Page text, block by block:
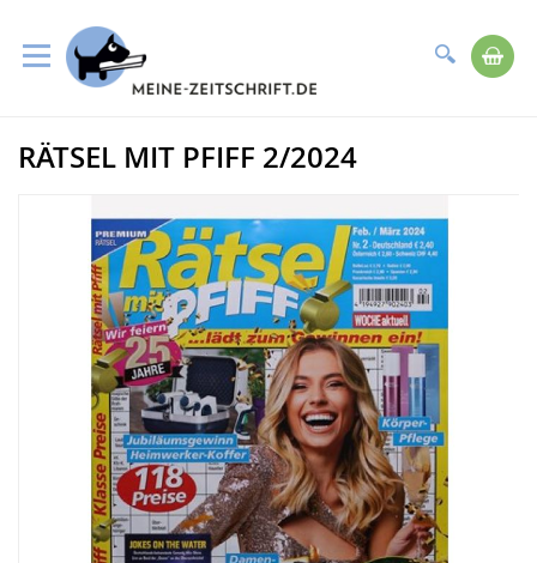
Suche
zum
Inhalt
Zum
Bildergalerie
RÄTSEL MIT PFIFF 2/2024